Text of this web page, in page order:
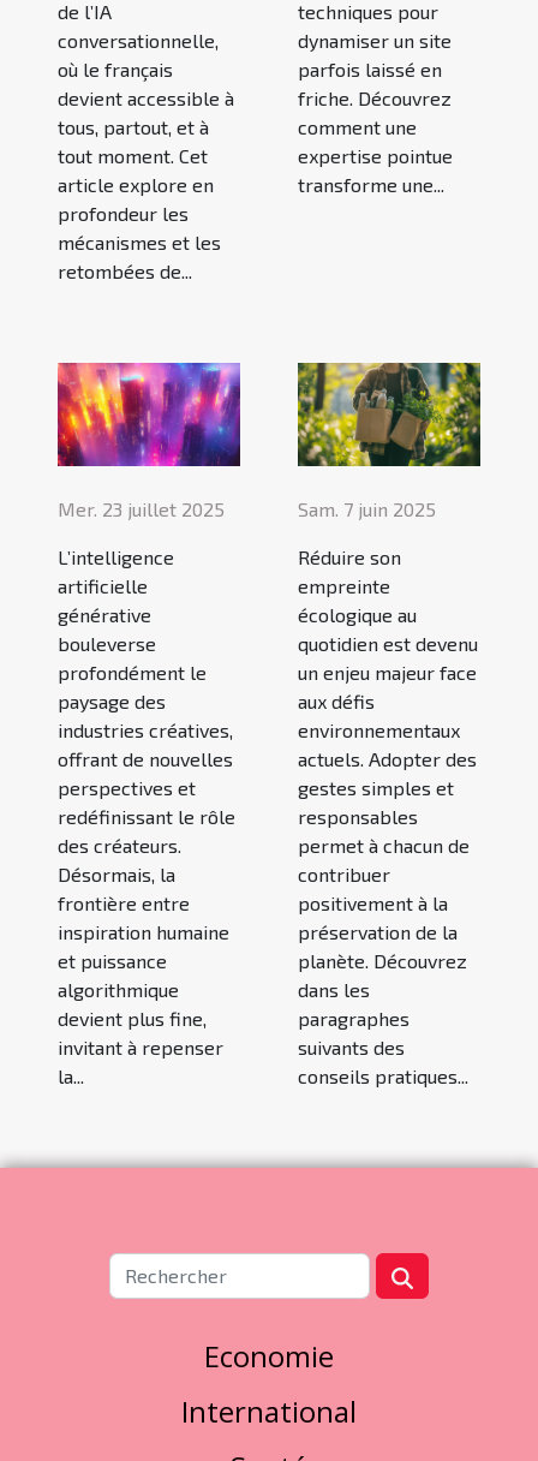
de l’IA
conversationnelle,
où le français
devient accessible à
tous, partout, et à
tout moment. Cet
article explore en
profondeur les
mécanismes et les
retombées de...
techniques pour
dynamiser un site
parfois laissé en
friche. Découvrez
comment une
expertise pointue
transforme une...
Mer. 23 juillet 2025
L’intelligence
artificielle
générative
bouleverse
profondément le
paysage des
industries créatives,
offrant de nouvelles
perspectives et
redéfinissant le rôle
des créateurs.
Désormais, la
frontière entre
inspiration humaine
et puissance
algorithmique
devient plus fine,
invitant à repenser
la...
Sam. 7 juin 2025
Réduire son
empreinte
écologique au
quotidien est devenu
un enjeu majeur face
aux défis
environnementaux
actuels. Adopter des
gestes simples et
responsables
permet à chacun de
contribuer
positivement à la
préservation de la
planète. Découvrez
dans les
paragraphes
suivants des
conseils pratiques...
Economie
International